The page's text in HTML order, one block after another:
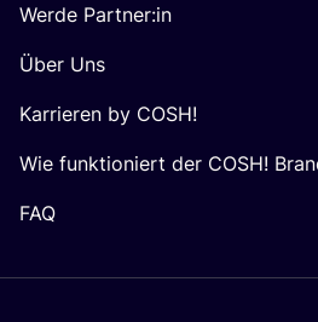
Werde Partner:in
Über Uns
Karrieren by COSH!
Wie funktioniert der COSH!
FAQ